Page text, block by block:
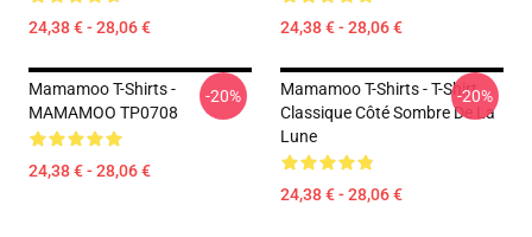
24,38 € - 28,06 € 24,38 € - 28,06 €
Mamamoo T-Shirts -
MAMAMOO TP0708
24,38 € - 28,06 €
-20%
Mamamoo T-Shirts - T-Shirt
Classique Côté Sombre De La
Lune
24,38 € - 28,06 €
-20%